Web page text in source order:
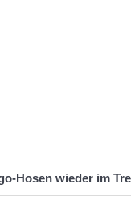
Hosen wieder im